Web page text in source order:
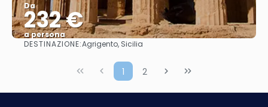
Da
232 €
a persona
Vedere
DESTINAZIONE:Agrigento, Sicilia
1 2